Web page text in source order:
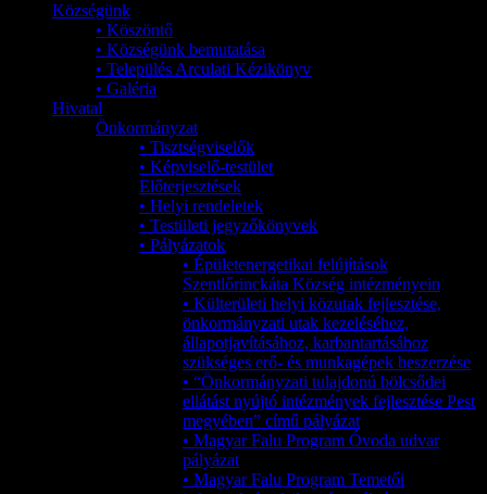
Községünk
• Köszöntő
• Községünk bemutatása
• Település Arculati Kézikönyv
• Galéria
Hivatal
Önkormányzat
• Tisztségviselők
• Képviselő-testület
Előterjesztések
• Helyi rendeletek
• Testületi jegyzőkönyvek
• Pályázatok
• Épületenergetikai felújítások
Szentlőrinckáta Község intézményein
• Külterületi helyi közutak fejlesztése,
önkormányzati utak kezeléséhez,
állapotjavításához, karbantartásához
szükséges erő- és munkagépek beszerzése
• “Önkormányzati tulajdonú bölcsődei
ellátást nyújtó intézmények fejlesztése Pest
megyében” című pályázat
• Magyar Falu Program Óvoda udvar
pályázat
• Magyar Falu Program Temetői